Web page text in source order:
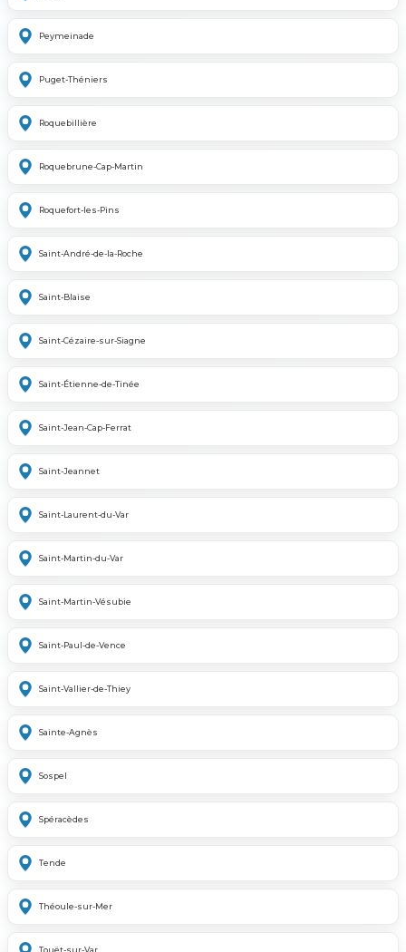
Peymeinade
Puget-Théniers
Roquebillière
Roquebrune-Cap-Martin
Roquefort-les-Pins
Saint-André-de-la-Roche
Saint-Blaise
Saint-Cézaire-sur-Siagne
Saint-Étienne-de-Tinée
Saint-Jean-Cap-Ferrat
Saint-Jeannet
Saint-Laurent-du-Var
Saint-Martin-du-Var
Saint-Martin-Vésubie
Saint-Paul-de-Vence
Saint-Vallier-de-Thiey
Sainte-Agnès
Sospel
Spéracèdes
Tende
Théoule-sur-Mer
Touët-sur-Var